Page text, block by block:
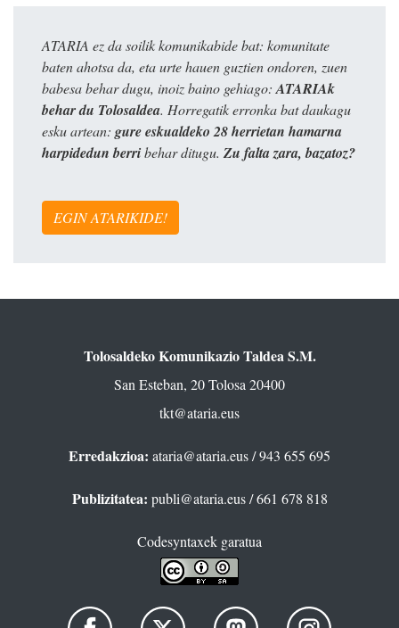
ATARIA ez da soilik komunikabide bat: komunitate
baten ahotsa da, eta urte hauen guztien ondoren, zuen
babesa behar dugu, inoiz baino gehiago: ATARIAk
behar du Tolosaldea. Horregatik erronka bat daukagu
esku artean: gure eskualdeko 28 herrietan hamarna
harpidedun berribehar ditugu. Zu falta zara, bazatoz?
EGIN ATARIKIDE!
Tolosaldeko Komunikazio Taldea S.M.
San Esteban, 20 Tolosa 20400
tkt@ataria.eus
Erredakzioa: ataria@ataria.eus/ 943 655 695
Publizitatea: publi@ataria.eus/ 661 678 818
Codesyntaxek garatua